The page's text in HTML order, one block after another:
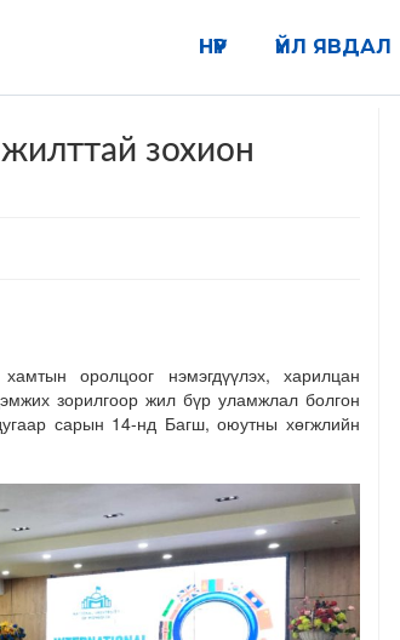
ҮЙЛ ЯВДАЛ
НҮҮР
зохион
оролцоог нэмэгдүүлэх, харилцан
зорилгоор жил бүр уламжлал болгон
сарын 14-нд Багш, оюутны хөгжлийн